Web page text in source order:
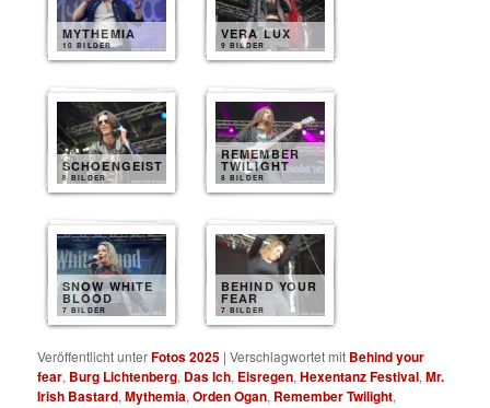
MYTHEMIA
10 BILDER
VERA LUX
9 BILDER
SCHOENGEIST
8 BILDER
REMEMBER
TWILIGHT
8 BILDER
SNOW WHITE
BLOOD
7 BILDER
BEHIND YOUR
FEAR
7 BILDER
Veröffentlicht unterFotos 2025 |Verschlagwortet mit Behind your
fear, Burg Lichtenberg, Das Ich, Eisregen,Hexentanz Festival,Mr.
Irish Bastard,Mythemia,Orden Ogan, Remember Twilight,